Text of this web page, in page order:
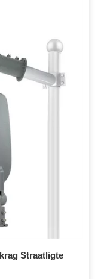
Straatligte